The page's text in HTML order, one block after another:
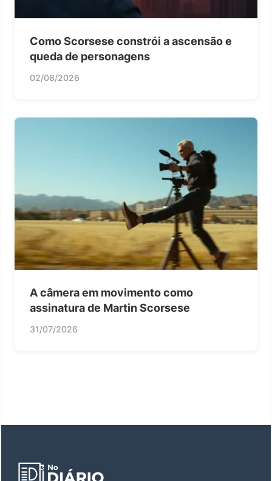
Como Scorsese constrói a ascensão e
queda de personagens
02/08/2026
A câmera em movimento como
assinatura de Martin Scorsese
31/07/2026